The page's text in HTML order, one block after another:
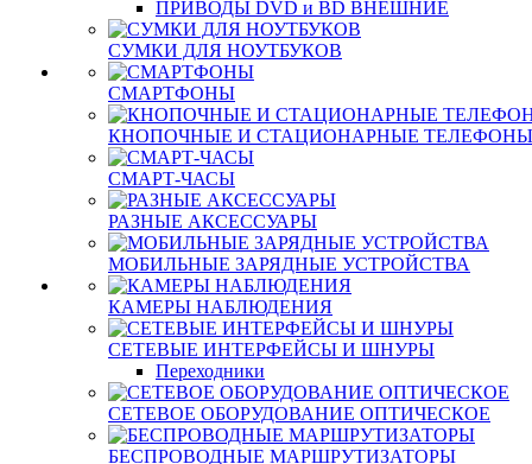
ПРИВОДЫ DVD и BD ВНЕШНИЕ
СУМКИ ДЛЯ НОУТБУКОВ
СМАРТФОНЫ
КНОПОЧНЫЕ И СТАЦИОНАРНЫЕ ТЕЛЕФОНЫ
СМАРТ-ЧАСЫ
РАЗНЫЕ АКСЕССУАРЫ
МОБИЛЬНЫЕ ЗАРЯДНЫЕ УСТРОЙСТВА
КАМЕРЫ НАБЛЮДЕНИЯ
СЕТЕВЫЕ ИНТЕРФЕЙСЫ И ШНУРЫ
Переходники
СЕТЕВОЕ ОБОРУДОВАНИЕ ОПТИЧЕСКОЕ
БЕСПРОВОДНЫЕ МАРШРУТИЗАТОРЫ